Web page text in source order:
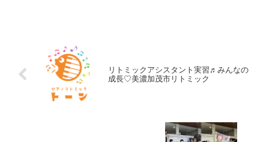
リトミックアシスタント実習♬みんなの
成長♡美濃加茂市リトミック